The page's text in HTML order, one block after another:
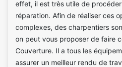
effet, il est très utile de
réparation. Afin de réaliser ces
complexes, des charpentiers
on peut vous proposer de faire
Couverture. Il a tous les
assurer un meilleur rendu de